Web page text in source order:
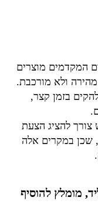
המקדמים מוצרים
ולא מורכבת.
בזמן קצר,
להציג הצעת
שכן במקרים אלה
מומלץ להוסיף